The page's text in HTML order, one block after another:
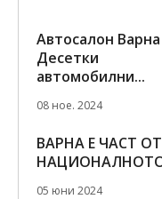
Автосалон Варна
Десетки
автомобилни...
08 ное. 2024
ВАРНА Е ЧАСТ ОТ
05 юни 2024